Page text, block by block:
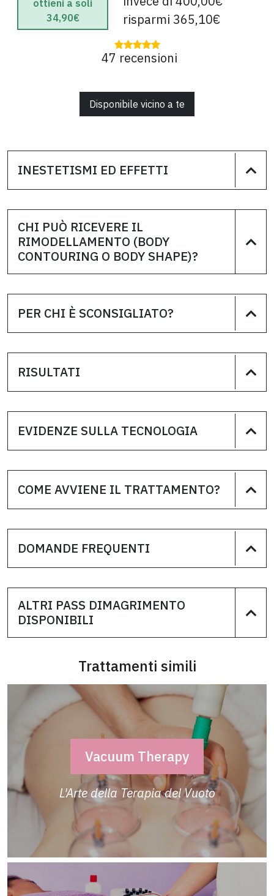
INESTETISMI ED EFFETTI
CHI PUÒ RICEVERE IL
RIMODELLAMENTO (BODY
CONTOURING O BODY SHAPE)?
PER CHI È SCONSIGLIATO?
RISULTATI
EVIDENZE SULLA TECNOLOGIA
COME AVVIENE IL TRATTAMENTO?
DOMANDE FREQUENTI
ottieni a soli
34,90€
risparmi 365,10€
47 recensioni
Disponibile vicino a te
ALTRI PASS DIMAGRIMENTO
DISPONIBILI
Trattamenti simili
Vacuum Therapy
L'Arte della Terapia del Vuoto